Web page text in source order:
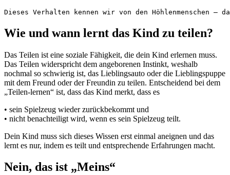
Dieses Verhalten kennen wir von den Höhlenmenschen
Wie und wann lernt das Kind zu teilen?
Das Teilen ist eine soziale Fähigkeit, die dein Kind erlernen muss.
Das Teilen widerspricht dem angeborenen Instinkt, weshalb
nochmal so schwierig ist, das Lieblingsauto oder die Lieblingspuppe
mit dem Freund oder der Freundin zu teilen. Entscheidend bei dem
„Teilen-lernen“ ist, dass das Kind merkt, dass es
• sein Spielzeug wieder zurückbekommt und
• nicht benachteiligt wird, wenn es sein Spielzeug teilt.
Dein Kind muss sich dieses Wissen erst einmal aneignen und das
lernt es nur, indem es teilt und entsprechende Erfahrungen macht.
Nein, das ist „Meins“